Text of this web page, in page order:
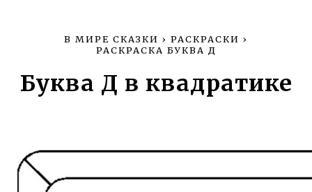
В МИРЕ СКАЗКИ › РАСКРАСКИ ›
РАСКРАСКА БУКВА Д
Буква Д в квадратике